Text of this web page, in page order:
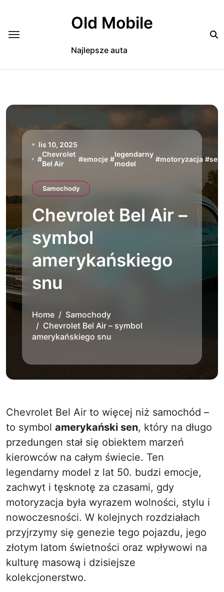
Old Mobile
Najlepsze auta
lis 10, 2025
#
Chevrolet
Bel Air
#emocje #
legendarny
model
#motoryzacja #sen
Samochody
Chevrolet Bel Air –
symbol
amerykańskiego
snu
Home
Samochody
Chevrolet Bel Air – symbol
amerykańskiego snu
Chevrolet Bel Air to więcej niż samochód –
to symbol amerykański sen, który na długo
przedungen stał się obiektem marzeń
kierowców na całym świecie. Ten
legendarny model z lat 50. budzi emocje,
zachwyt i tęsknotę za czasami, gdy
motoryzacja była wyrazem wolności, stylu i
nowoczesności. W kolejnych rozdziałach
przyjrzymy się genezie tego pojazdu, jego
złotym latom świetności oraz wpływowi na
kulturę masową i dzisiejsze
kolekcjonerstwo.